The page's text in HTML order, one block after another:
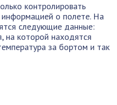
контролировать
о полете. На
следующие данные:
на которой находятся
за бортом и так